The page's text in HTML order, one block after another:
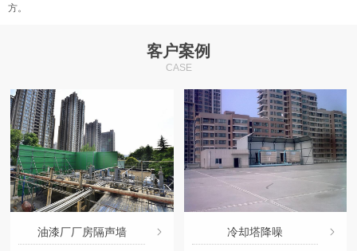
方。
客户案例
CASE
油漆厂厂房隔声墙 冷却塔降噪